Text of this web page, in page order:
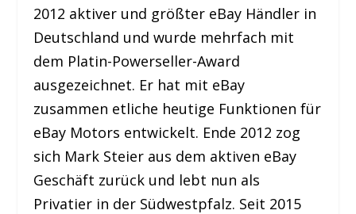
2012 aktiver und größter eBay Händler in
Deutschland und wurde mehrfach mit
dem Platin-Powerseller-Award
ausgezeichnet. Er hat mit eBay
zusammen etliche heutige Funktionen für
eBay Motors entwickelt. Ende 2012 zog
sich Mark Steier aus dem aktiven eBay
Geschäft zurück und lebt nun als
Privatier in der Südwestpfalz. Seit 2015